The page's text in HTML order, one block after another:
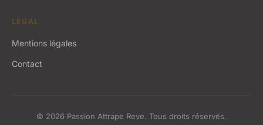
LÉGAL
Mentions légales
Contact
© 2026 Passion Attrape Reve. Tous droits réservés.